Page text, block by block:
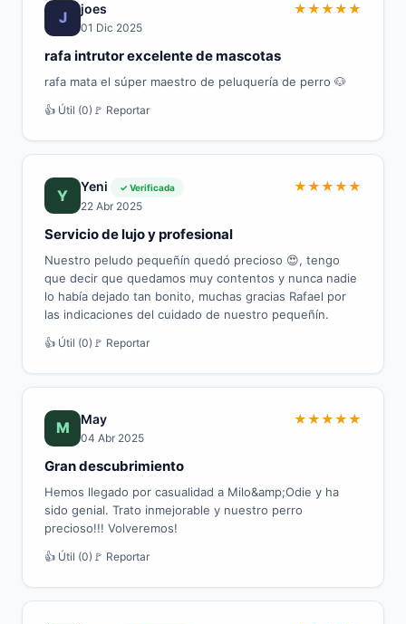
J joes
01 Dic 2025
★★★★★
rafa intrutor excelente de mascotas
rafa mata el súper maestro de peluquería de perro 🐶
👍 Útil (0) 🚩 Reportar
Y Yeni ✓ Verificada
22 Abr 2025
★★★★★
Servicio de lujo y profesional
Nuestro peludo pequeñín quedó precioso 😍, tengo
que decir que quedamos muy contentos y nunca nadie
lo había dejado tan bonito, muchas gracias Rafael por
las indicaciones del cuidado de nuestro pequeñín.
👍 Útil (0) 🚩 Reportar
M May
04 Abr 2025
★★★★★
Gran descubrimiento
Hemos llegado por casualidad a Milo&amp;Odie y ha
sido genial. Trato inmejorable y nuestro perro
precioso!!! Volveremos!
👍 Útil (0) 🚩 Reportar